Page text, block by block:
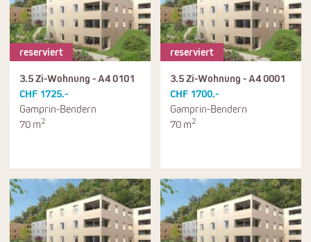
reserviert
3.5 Zi-Wohnung - A4 0101
CHF 1725.-
Gamprin-Bendern
70 m2
reserviert
3.5 Zi-Wohnung - A4 0001
CHF 1700.-
Gamprin-Bendern
70 m2